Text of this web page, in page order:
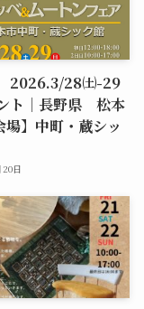
2026.3/28㈯-29
ト｜長野県 松本
場】中町・蔵シッ
日